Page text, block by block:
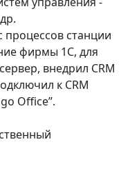
процессов станции
фирмы 1С, для
внедрил CRM
к CRM
Office”.